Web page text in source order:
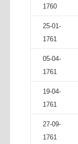
1760
25-01-
1761
05-04-
1761
19-04-
1761
27-09-
1761